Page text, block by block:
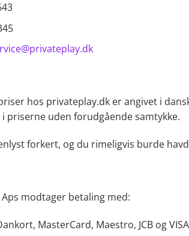
hos privateplay.dk er angivet i
priserne uden forudgående samtykke.
forkert, og du rimeligvis burde
Aps modtager betaling med:
MasterCard, Maestro, JCB og